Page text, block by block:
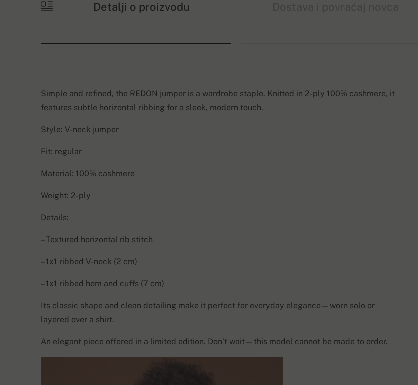
Detalji o proizvodu
Simple and refined, the REDON jumper is a wardrobe staple. Knitted in 2-ply 100% cashmere, it
features subtle horizontal ribbing for a sleek, modern touch.
Style: V-neck jumper
Fit: regular
Material: 100% cashmere
Weight: 2-ply
Details:
– Textured horizontal rib stitch
– 1x1 ribbed V-neck (2 cm)
– 1x1 ribbed hem and cuffs (7 cm)
Its classic shape and clean detailing make it perfect for everyday elegance—worn solo or
layered over a shirt.
An elegant piece offered in a limited edition. Don’t wait—this model cannot be made to order.